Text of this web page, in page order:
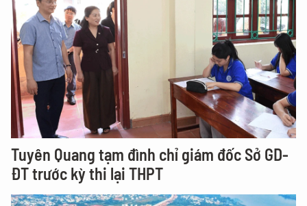
Tuyên Quang tạm đình chỉ giám đốc Sở GD-
ĐT trước kỳ thi lại THPT